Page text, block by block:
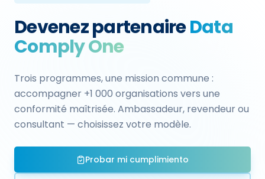
Devenez partenaireData
Comply One
Trois programmes, une mission commune :
accompagner +1 000 organisations vers une
conformité maîtrisée. Ambassadeur, revendeur ou
consultant — choisissez votre modèle.
Probar mi cumplimiento